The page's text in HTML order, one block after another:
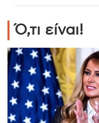
Ό,τι είναι!